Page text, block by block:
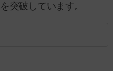
突破しています。